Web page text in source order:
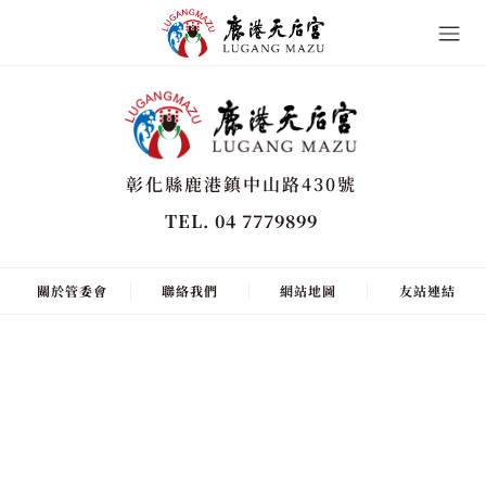
彰化縣鹿港鎮中山路430號
TEL. 04 7779899
關於管委會 聯絡我們 網站地圖 友站連結